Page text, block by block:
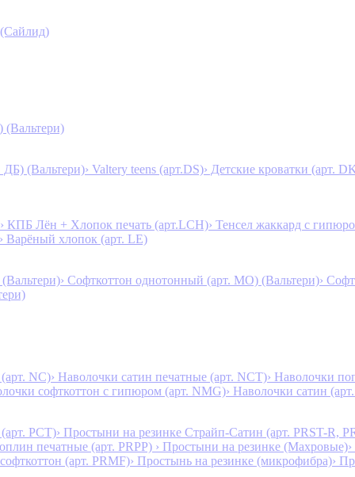
(Вальтери)
ДБ) (Вальтери)› Valtery teens (арт.DS)› Детские кроватки (арт.
› КПБ Лён + Хлопок печать (арт.LCH)› Тенсел жаккард с
› Варёный хлопок (арт. LE)
› Софткоттон однотонный (арт. MO) (Вальтери)›
NC)› Наволочки сатин печатные (арт. NCT)› Наволочки
софткоттон с гипюром (арт. NMG)› Наволочки сатин
PCT)› Простыни на резинке Страйп-Сатин (арт. PRST-R,
печатные (арт. PRPP) › Простыни на резинке (Махровые)
(арт. PRMF)› Простынь на резинке (микрофибра)›